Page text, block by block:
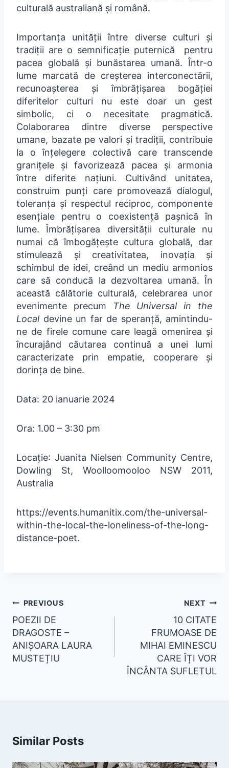
culturală australiană și română.
Importanța unității între diverse culturi și
tradiții are o semnificație puternică pentru
pacea globală și bunăstarea umană. Într-o
lume marcată de creșterea interconectării,
recunoașterea și îmbrățișarea bogăției
diferitelor culturi nu este doar un gest
simbolic, ci o necesitate pragmatică.
Colaborarea dintre diverse perspective
umane, bazate pe valori și tradiții, contribuie
la o înțelegere colectivă care transcende
granițele și favorizează pacea și armonia
între diferite națiuni. Cultivând unitatea,
construim punți care promovează dialogul,
toleranța și respectul reciproc, componente
esențiale pentru o coexistență pașnică în
lume. Îmbrățișarea diversității culturale nu
numai că îmbogățește cultura globală, dar
stimulează și creativitatea, inovația și
schimbul de idei, creând un mediu armonios
care să conducă la dezvoltarea umană. În
această călătorie culturală, celebrarea unor
evenimente precum
The Universal in the
Local devine un far de speranță, amintindu-
ne de firele comune care leagă omenirea și
încurajând căutarea continuă a unei lumi
caracterizate prin empatie, cooperare și
dorința de bine.
Data: 20 ianuarie 2024
Ora: 1.00 – 3:30 pm
Locație: Juanita Nielsen Community Centre,
Dowling St, Woolloomooloo NSW 2011,
Australia
https://events.humanitix.com/the-universal-
within-the-local-the-loneliness-of-the-long-
distance-poet.
PREVIOUS
POEZII DE
DRAGOSTE –
ANIȘOARA LAURA
MUSTEȚIU
NEXT
10 CITATE
FRUMOASE DE
MIHAI EMINESCU
CARE ÎȚI VOR
ÎNCÂNTA SUFLETUL
Similar Posts